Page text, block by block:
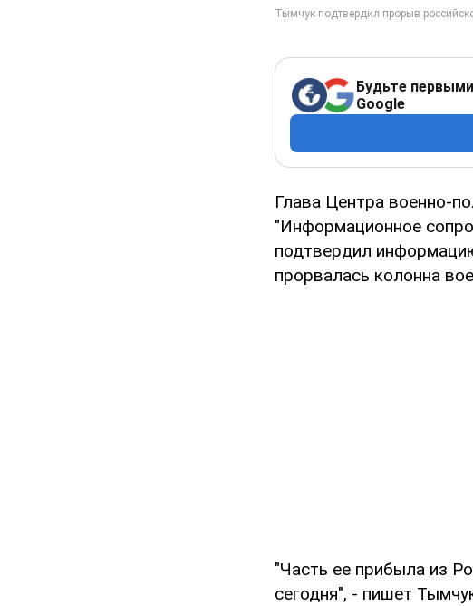
Будьте
Google
Глава Центра военно-
"Информационное
подтвердил
прорвалась колонна
"Часть ее прибыла из
сегодня", - пишет